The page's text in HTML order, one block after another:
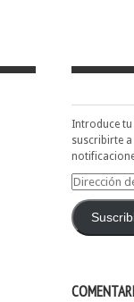
Introduce
suscribirte
Dirección
email